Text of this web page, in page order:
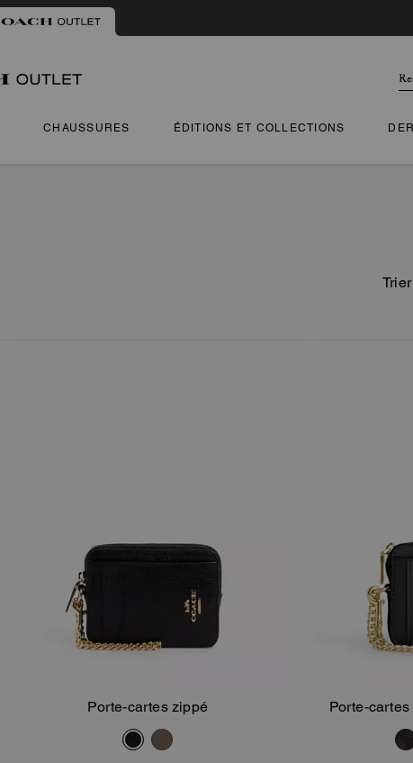
CHAUSSURES ÉDITIONS ET COLLECTIONS
Ajouter Au Panier
Porte-cartes zippé Porte-